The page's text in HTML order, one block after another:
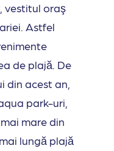
vestitul oraş
Astfel
de plajă. De
din acest an,
park-uri,
mare din
lungă plajă